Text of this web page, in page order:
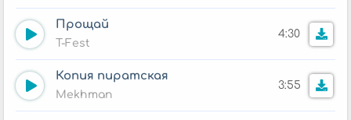
Прощай
T-Fest
4:30
Копия пиратская
Mekhman
3:55